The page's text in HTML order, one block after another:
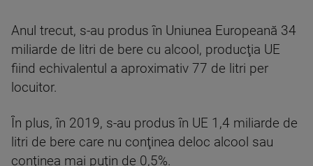
Anul trecut, s-au produs în Uniunea Europeană 34
miliarde de litri de bere cu alcool, producţia UE
fiind echivalentul a aproximativ 77 de litri per
locuitor.
În plus, în 2019, s-au produs în UE 1,4 miliarde de
litri de bere care nu conţinea deloc alcool sau
conţinea mai puţin de 0,5%.